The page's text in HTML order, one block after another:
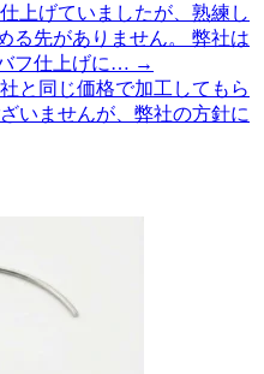
上げていましたが、熟練し
る先がありません。
弊社は
フ仕上げに… →
と同じ価格で加工してもら
いませんが、弊社の方針に